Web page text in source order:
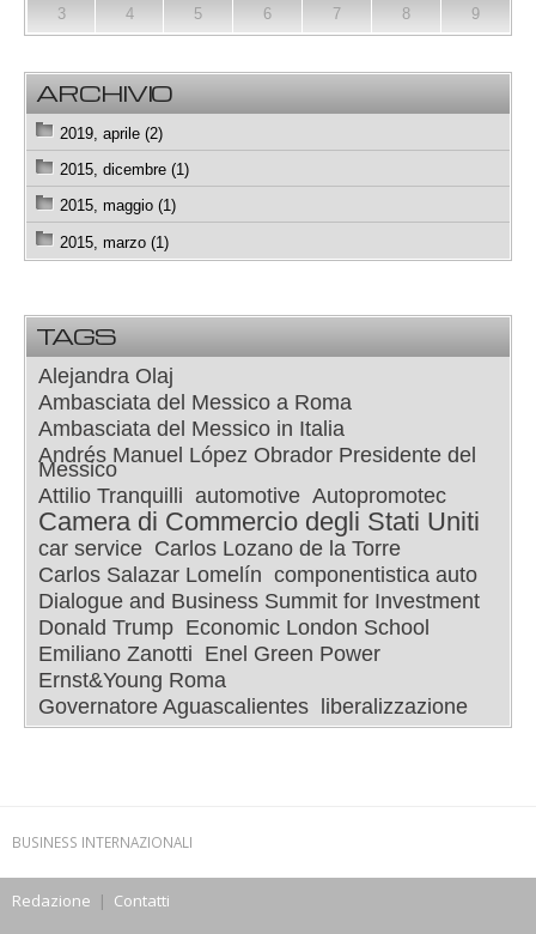
3 4 5 6 7 8 9
ARCHIVIO
2019, aprile (2)
2015, dicembre (1)
2015, maggio (1)
2015, marzo (1)
TAGS
Alejandra Olaj
Ambasciata del Messico a Roma
Ambasciata del Messico in Italia
Andrés Manuel López Obrador Presidente del
Messico
Attilio Tranquilli automotive Autopromotec
Camera di Commercio degli Stati Uniti
car service Carlos Lozano de la Torre
Carlos Salazar Lomelín componentistica auto
Dialogue and Business Summit for Investment
Donald Trump Economic London School
Emiliano Zanotti Enel Green Power
Ernst&Young Roma
Governatore Aguascalientes
liberalizzazione
BUSINESS INTERNAZIONALI
Redazione | Contatti